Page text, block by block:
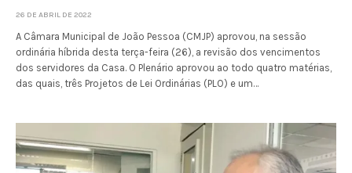
26 DE ABRIL DE 2022
A Câmara Municipal de João Pessoa (CMJP) aprovou, na sessão
ordinária híbrida desta terça-feira (26), a revisão dos vencimentos
dos servidores da Casa. O Plenário aprovou ao todo quatro matérias,
das quais, três Projetos de Lei Ordinárias (PLO) e um…